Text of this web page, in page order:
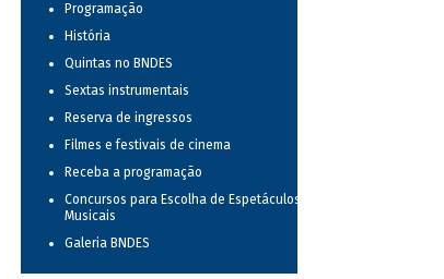
Programação
História
Quintas no BNDES
Sextas instrumentais
Reserva de ingressos
Filmes e festivais de cinema
Receba a programação
Concursos para Escolha de Espetáculos
Musicais
Galeria BNDES